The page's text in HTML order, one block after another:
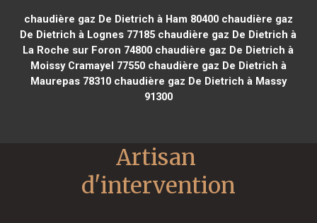
chaudière gaz De Dietrich à Ham 80400chaudière gaz
De Dietrich à Lognes 77185 chaudière gaz De Dietrich à
La Roche sur Foron 74800 chaudière gaz De Dietrich à
Moissy Cramayel 77550chaudière gaz De Dietrich à
Maurepas 78310chaudière gaz De Dietrich à Massy
91300
Artisan
d'intervention